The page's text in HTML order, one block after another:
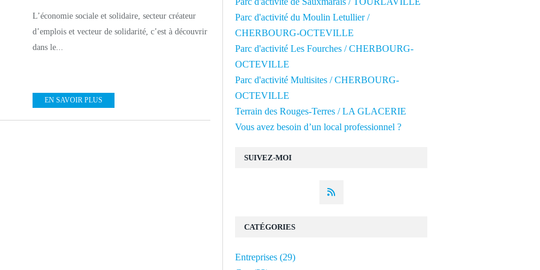
L’économie sociale et solidaire, secteur créateur
d’emplois et vecteur de solidarité, c’est à découvrir
dans le...
EN SAVOIR PLUS
SUIVEZ-MOI
Parc d'activité du Moulin Letullier /
CHERBOURG-OCTEVILLE
Parc d'activité Les Fourches / CHERBOURG-
OCTEVILLE
Parc d'activité Multisites / CHERBOURG-
OCTEVILLE
Terrain des Rouges-Terres / LA GLACERIE
Vous avez besoin d’un local professionnel ?
CATÉGORIES
Entreprises (29)